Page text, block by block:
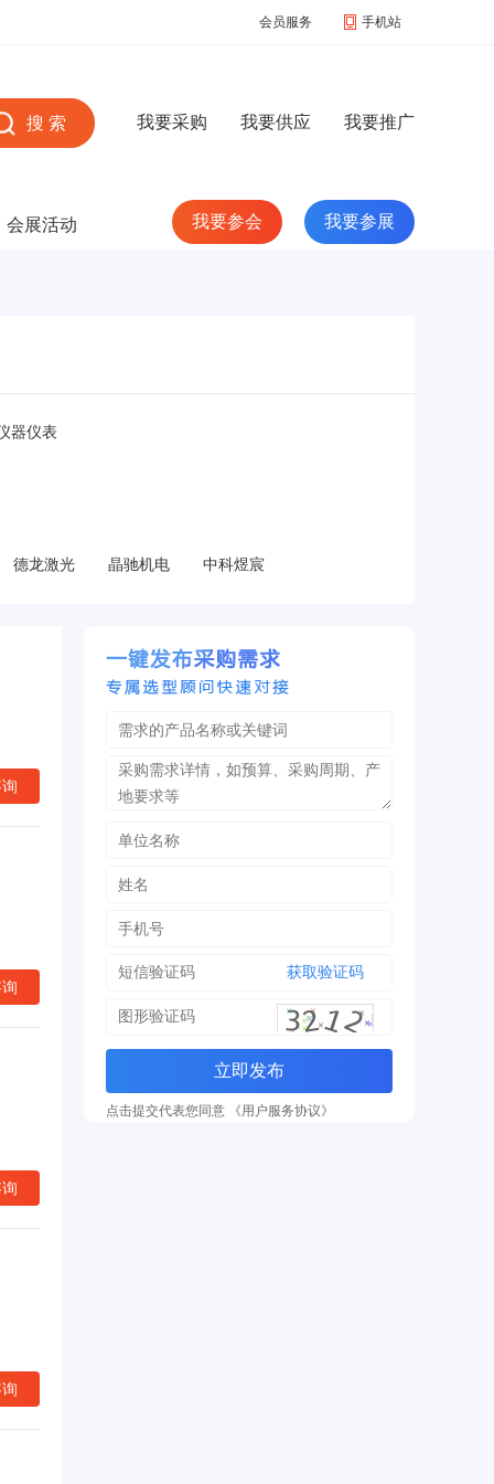
会员服务 手机站
我要采购 我要供应 我要推广
会展活动 我要参会 我要参展
器仪表
德龙激光 晶驰机电 中科煜宸
获取验证码
立即发布
点击提交代表您同意 《用户服务协议》